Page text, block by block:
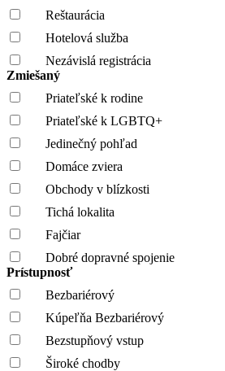
Reštaurácia
Hotelová služba
Nezávislá registrácia
Zmiešaný
Priateľské k rodine
Priateľské k LGBTQ+
Jedinečný pohľad
Domáce zviera
Obchody v blízkosti
Tichá lokalita
Fajčiar
Dobré dopravné spojenie
Prístupnosť
Bezbariérový
Kúpeľňa Bezbariérový
Bezstupňový vstup
Široké chodby